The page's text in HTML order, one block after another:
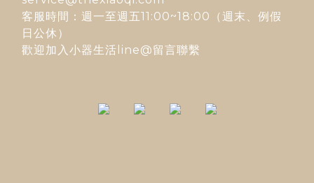
客服時間：週一至週五11:00~18:00（週末、例假
日公休）
歡迎加入 小器生活line@留言聯繫